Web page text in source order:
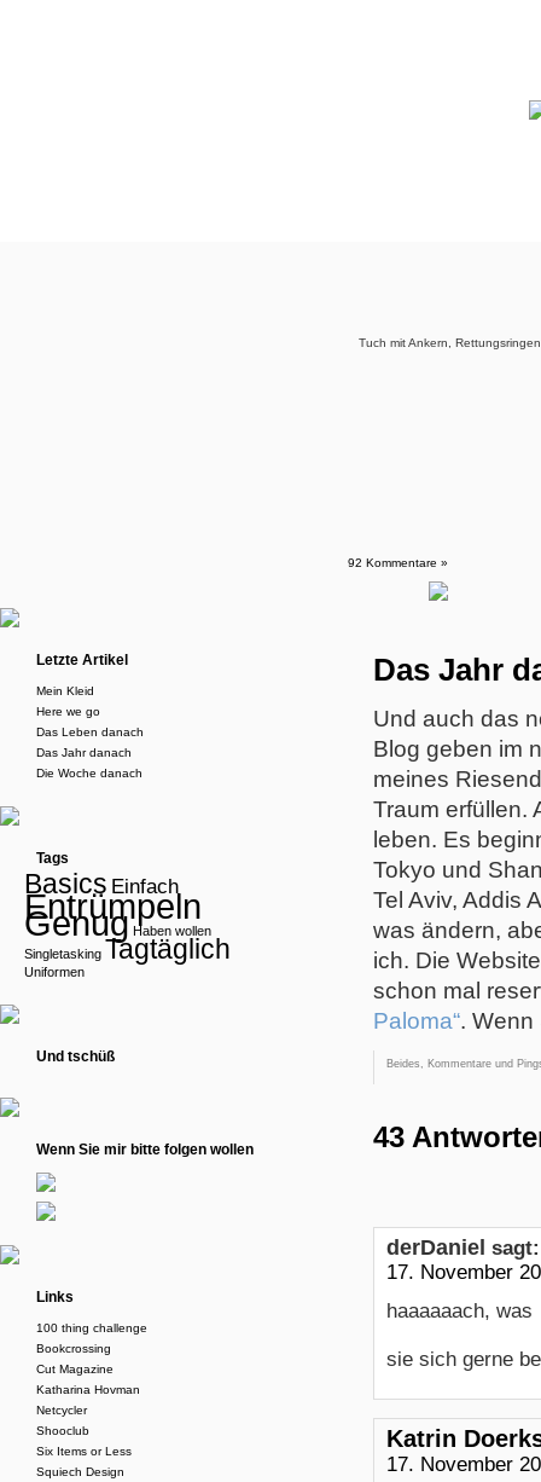
Tuch mit Ankern,
92 Kommentare »
Das Jahr
Und auch das
Blog geben im
meines
Traum erfüllen.
leben. Es
Tokyo und
Tel Aviv, Addis
was ändern,
ich. Die
schon mal
Paloma“.
Beides, Kommentare und
43
derDaniel sagt:
17. November
haaaaaach,
sie sich gerne
Katrin
17. November
Letzte Artikel
Mein Kleid
Here we go
Das Leben danach
Das Jahr danach
Die Woche danach
Tags
Basics Einfach
Entrümpeln
Genug Haben wollen
Singletasking Tagtäglich
Uniformen
Und tschüß
Wenn Sie mir bitte folgen wollen
Links
100 thing challenge
Bookcrossing
Cut Magazine
Katharina Hovman
Netcycler
Shooclub
Six Items or Less
Squiech Design